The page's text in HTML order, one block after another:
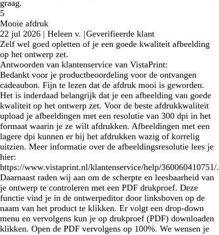
graag.
5
Mooie afdruk
22 jul 2026 | Heleen v. |Geverifieerde klant
Zelf wel goed opletten of je een goede kwaliteit afbeelding
op het ontwerp zet.
Antwoorden van klantenservice van VistaPrint:
Bedankt voor je productbeoordeling voor de ontvangen
cadeaubon. Fijn te lezen dat de afdruk mooi is geworden.
Het is inderdaad belangrijk dat je een afbeelding van goede
kwaliteit op het ontwerp zet. Voor de beste afdrukkwaliteit
upload je afbeeldingen met een resolutie van 300 dpi in het
formaat waarin je ze wilt afdrukken. Afbeeldingen met een
lagere dpi kunnen er bij het afdrukken wazig of korrelig
uitzien. Meer informatie over de afbeeldingsresolutie lees je
hier:
https://www.vistaprint.nl/klantenservice/help/360060410751/.
Daarnaast raden wij aan om de scherpte en leesbaarheid van
je ontwerp te controleren met een PDF drukproef. Deze
functie vind je in de ontwerpeditor door linksboven op de
naam van het product te klikken. Er volgt een drop-down
menu en vervolgens kun je op drukproef (PDF) downloaden
klikken. Open de PDF vervolgens op 100%. We wensen je